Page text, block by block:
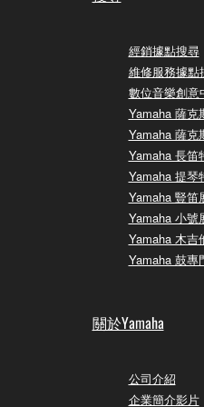
經銷據點搜尋
維修服務據點
數位音樂創意
Yamaha 薩克
Yamaha 薩克
Yamaha 長笛
Yamaha 提琴
Yamaha 豎笛
Yamaha 小號
Yamaha 木吉
Yamaha 鼓專
關於Yamaha
公司介紹
企業簡介影片